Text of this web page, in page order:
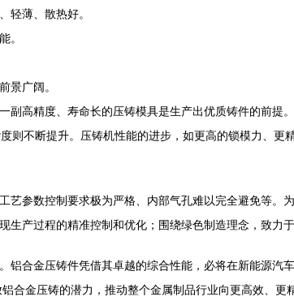
轻薄、散热好。
。
景广阔。
高精度、寿命长的压铸模具是生产出优质铸件的前提
则不断提升。压铸机性能的进步，如更高的锁模力、
艺参数控制要求极为严格、内部气孔难以完全避免等。
产过程的精准控制和优化；围绕绿色制造理念，致力
铝合金压铸件凭借其卓越的综合性能，必将在新能源汽
金压铸的潜力，推动整个金属制品行业向更高效、更